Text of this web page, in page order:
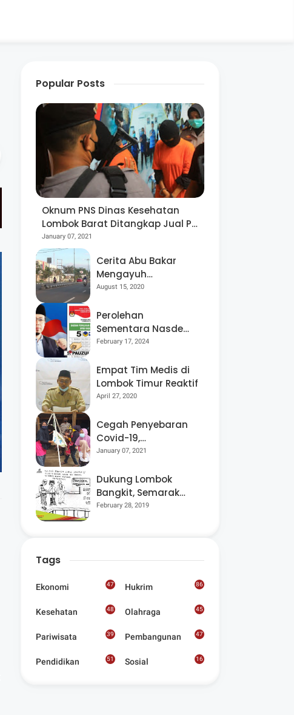
Popular Posts
Oknum PNS Dinas Kesehatan
Lombok Barat Ditangkap Jual Pil
Ekstasi
January 07, 2021
Cerita Abu Bakar
Mengayuh
Sepedanya Selama
Menggelorakan
Kemerdekaan
August 15, 2020
Perolehan
Sementara Nasdem
Lobar Tertinggi,
Berpeluang “Rebut”
Kursi Dapil 3
February 17, 2024
Empat Tim Medis di
Lombok Timur Reaktif
April 27, 2020
Cegah Penyebaran
Covid-19,
Bhabinkamtibmas
Kegiatan Posyandu
January 07, 2021
Dukung Lombok
Bangkit, Semarak
Pesta Rakyat
Seniman Di Lombok
February 28, 2019
Tags
Ekonomi 47 Hukrim 86
Kesehatan 48 Olahraga 45
Pariwisata 39 Pembangunan 47
Pendidikan 51 Sosial
16